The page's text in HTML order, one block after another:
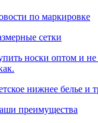
по маркировке
сетки
носки оптом и не
нижнее белье и
преимущества